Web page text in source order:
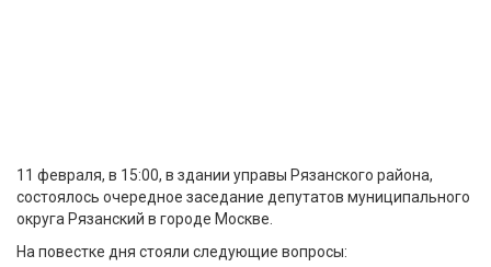
11 февраля, в 15:00, в здании управы Рязанского района,
состоялось очередное заседание депутатов муниципального
округа Рязанский в городе Москве.
На повестке дня стояли следующие вопросы: